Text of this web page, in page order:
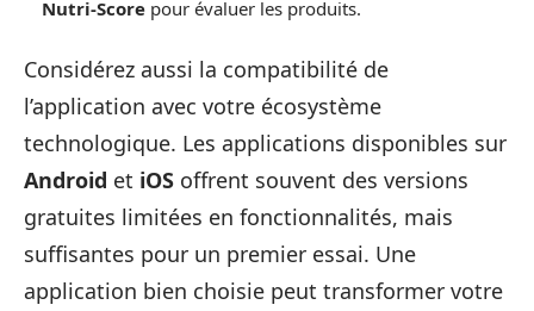
Nutri-Score pour évaluer les produits.
Considérez aussi la compatibilité de
l’application avec votre écosystème
technologique. Les applications disponibles sur
Android et iOS offrent souvent des versions
gratuites limitées en fonctionnalités, mais
suffisantes pour un premier essai. Une
application bien choisie peut transformer votre